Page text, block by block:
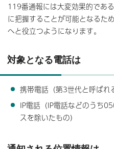
119番通報には大変効果的であ
に把握することが可能となるた
へと役立つようになります。
対象となる電話は
携帯電話（第3世代と呼ばれ
IP電話（IP電話などのうち
スを除いたもの）